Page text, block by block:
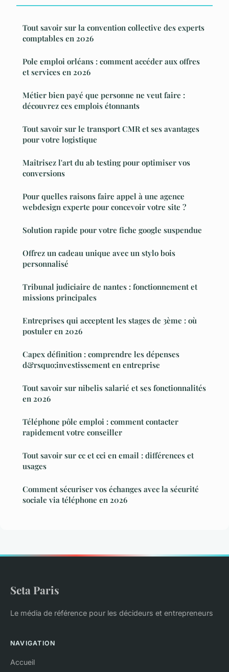
Tout savoir sur la convention collective des experts
comptables en 2026
Pole emploi orléans : comment accéder aux offres
et services en 2026
Métier bien payé que personne ne veut faire :
découvrez ces emplois étonnants
Tout savoir sur le transport CMR et ses avantages
pour votre logistique
Maîtrisez l'art du ab testing pour optimiser vos
conversions
Pour quelles raisons faire appel à une agence
webdesign experte pour concevoir votre site ?
Solution rapide pour votre fiche google suspendue
Offrez un cadeau unique avec un stylo bois
personnalisé
Tribunal judiciaire de nantes : fonctionnement et
missions principales
Entreprises qui acceptent les stages de 3ème : où
postuler en 2026
Capex définition : comprendre les dépenses
d&rsquo;investissement en entreprise
Tout savoir sur nibelis salarié et ses fonctionnalités
en 2026
Téléphone pôle emploi : comment contacter
rapidement votre conseiller
Tout savoir sur cc et cci en email : différences et
usages
Comment sécuriser vos échanges avec la sécurité
sociale via téléphone en 2026
Seta Paris
Le média de référence pour les décideurs et entrepreneurs
NAVIGATION
Accueil